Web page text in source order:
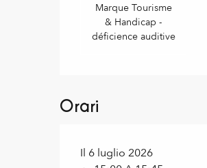
Marque Tourisme
& Handicap -
déficience auditive
Orari
Il 6 luglio 2026